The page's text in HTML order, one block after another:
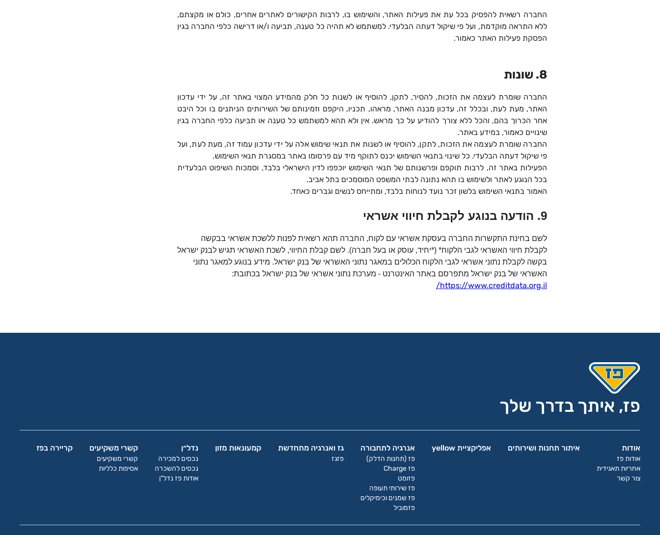
החברה רשאית להפסיק בכל עת את פעילות האתר, והשימוש בו, לרבות הקישורים לאתרים אחרים, כולם או מקצתם,
ללא התראה מוקדמת, ועל פי שיקול דעתה הבלעדי. למשתמש לא תהיה כל טענה, תביעה ו/או דרישה כלפי החברה בגין
הפסקת פעילות האתר כאמור.
8. שונות
החברה שומרת לעצמה את הזכות, להסיר, לתקן, להוסיף או לשנות כל חלק מהמידע המצוי באתר זה, על ידי עדכון
האתר, מעת לעת, ובכלל זה, עדכון מבנה האתר, מראהו, תכניו, היקפם וזמינותם של השירותים הניתנים בו וכל היבט
אחר הכרוך בהם, והכל ללא צורך להודיע על כך מראש. אין ולא תהא למשתמש כל טענה או תביעה כלפי החברה בגין
שינויים כאמור, במידע באתר.
החברה שומרת לעצמה את הזכות, לתקן, להוסיף או לשנות את תנאי שימוש אלה על ידי עדכון עמוד זה, מעת לעת, ועל
פי שיקול דעתה הבלעדי. כל שינוי בתנאי השימוש יכנס לתוקף מיד עם פרסומו באתר במסגרת תנאי השימוש.
הפעילות באתר זה, לרבות תוקפם ופרשנותם של תנאי השימוש יוכפפו לדין הישראלי בלבד, וסמכות השיפוט הבלעדית
בכל הנוגע לאתר ולשימוש בו תהא נתונה לבתי המשפט המוסמכים בתל אביב.
האמור בתנאי השימוש בלשון זכר נועד לנוחות בלבד, ומתייחס לנשים וגברים כאחד.
9. הודעה בנוגע לקבלת חיווי אשראי
לשם בחינת התקשרות החברה בעסקת אשראי עם לקוח, החברה תהא רשאית לפנות ללשכת אשראי בבקשה
לקבלת חיווי האשראי לגבי הלקוח* (*יחיד, עוסק או בעל חברה). לשם קבלת החיווי, לשכת האשראי תגיש לבנק ישראל
בקשה לקבלת נתוני אשראי לגבי הלקוח הכלולים במאגר נתוני האשראי של בנק ישראל. מידע בנוגע למאגר נתוני
האשראי של בנק ישראל מתפרסם באתר האינטרנט - מערכת נתוני אשראי של בנק ישראל בכתובת:
https://www.creditdata.org.il
/
פז, איתך בדרך שלך
אודות
אודות פז
אחריות תאגידית
צור קשר
איתור תחנות ושירותים אפליקציית yellow אנרגיה לתחבורה
פז (תחנות הדלק)
פז Charge
פזומט
פז שירותי תעופה
פז שמנים וכימיקלים
פזמוביל
גז ואנרגיה מתחדשת
פזגז
קמעונאות מזון נדל״ן
נכסים למכירה
נכסים להשכרה
אודות פז נדל"ן
קשרי משקיעים
קשרי משקיעים
אסיפות כלליות
קריירה בפז